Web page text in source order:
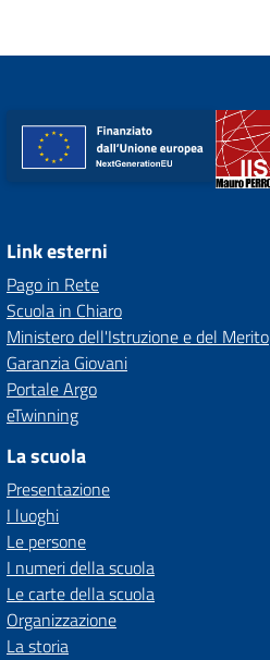
Link esterni
Pago in Rete
Scuola in Chiaro
Ministero dell'Istruzione e del Merito
Garanzia Giovani
Portale Argo
eTwinning
La scuola
Presentazione
I luoghi
Le persone
I numeri della scuola
Le carte della scuola
Organizzazione
La storia